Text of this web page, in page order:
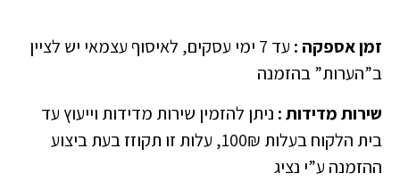
זמן אספקה :
עד 7 ימי עסקים, לאיסוף עצמאי יש לציין
ב”הערות” בהזמנה
שירות מדידות: ניתן להזמין שירות מדידות וייעוץ עד
בית הלקוח בעלות 100₪, עלות זו תקוזז בעת ביצוע
ההזמנה ע”י נציג